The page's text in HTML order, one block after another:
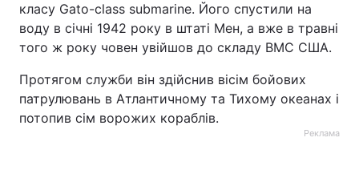
класу Gato-class submarine. Його спустили на
воду в січні 1942 року в штаті Мен, а вже в травні
того ж року човен увійшов до складу ВМС США.
Протягом служби він здійснив вісім бойових
патрулювань в Атлантичному та Тихому океанах і
потопив сім ворожих кораблів.
Реклама